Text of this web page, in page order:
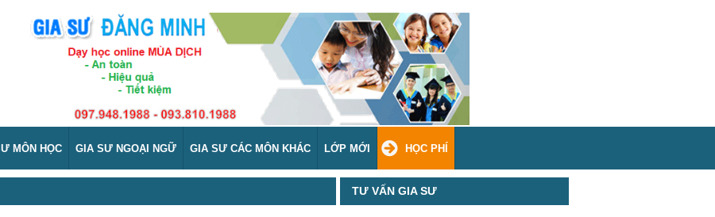
MÔN HỌC GIA SƯ NGOẠI NGỮ GIA SƯ CÁC MÔN KHÁC LỚP MỚI HỌC PHÍ
TƯ VẤN GIA SƯ